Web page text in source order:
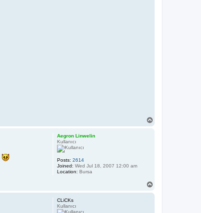
Aegron Linwelin
Kullanıcı
Posts: 2614
Joined: Wed Jul 18, 2007 12:00 am
Location: Bursa
CLiCKs
Kullanıcı